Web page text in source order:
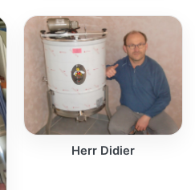
Herr Didier